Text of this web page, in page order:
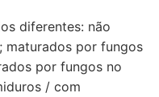
diferentes: não
maturados por fungos
por fungos no
/ com